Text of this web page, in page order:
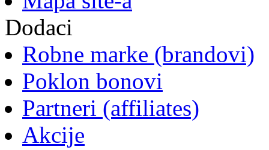
Dodaci
Robne marke (brandovi)
Poklon bonovi
Partneri (affiliates)
Akcije